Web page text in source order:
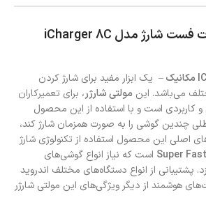
مولتی شارژر 8 پورت فست شارژ مدل iCharger 8C
– یک ابزار مفید برای شارژ کردن
می‌باشد. این مولتی شارژر، برای تعمیرکاران
و کاربردی است و با استفاده از این محصول
چندین گوشی را به صورت همزمان شارژ کند،
اصلی این محصول استفاده از تکنولوژی شارژ
Super است که نیاز انواع گوشی‌های
پشتیبانی از انواع دستگاه‌های مختلف اندروید
هوشمند از دیگر ویژگی‌های این مولتی شارژر